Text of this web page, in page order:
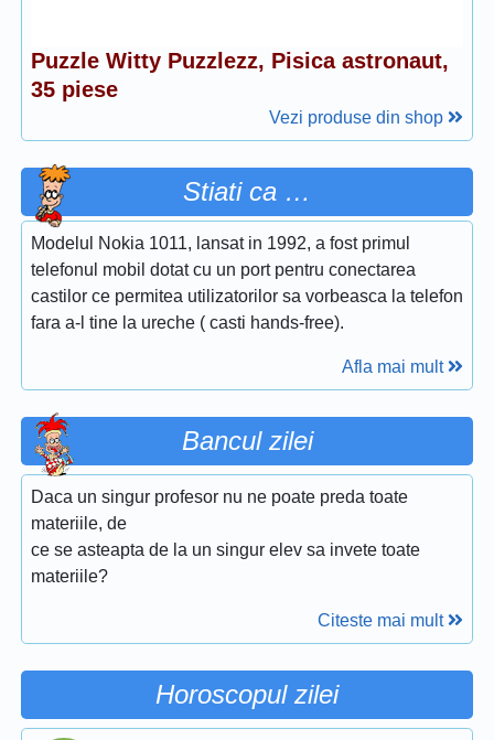
Puzzle Witty Puzzlezz, Pisica astronaut,
35 piese
Vezi produse din shop
Stiati ca …
Modelul Nokia 1011, lansat in 1992, a fost primul
telefonul mobil dotat cu un port pentru conectarea
castilor ce permitea utilizatorilor sa vorbeasca la telefon
fara a-l tine la ureche ( casti hands-free).
Afla mai mult
Bancul zilei
Daca un singur profesor nu ne poate preda toate
materiile, de
ce se asteapta de la un singur elev sa invete toate
materiile?
Citeste mai mult
Horoscopul zilei